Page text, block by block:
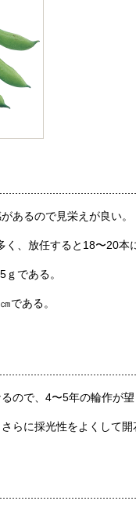
あるので見栄えが良い。
、放任すると18〜20本
である。
である。
ので、4〜5年の輪作が
らに採光性をよくして